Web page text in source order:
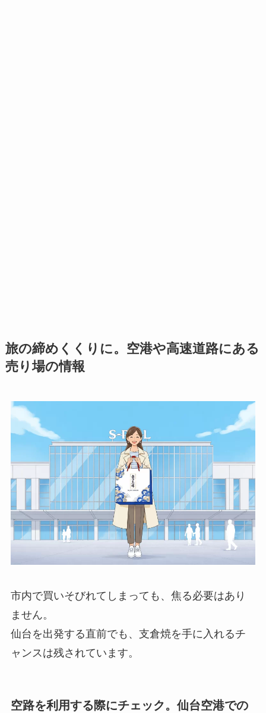
旅の締めくくりに。空港や高速道路にある
売り場の情報
市内で買いそびれてしまっても、焦る必要はあり
ません。
仙台を出発する直前でも、支倉焼を手に入れるチ
ャンスは残されています。
空路を利用する際にチェック。仙台空港での